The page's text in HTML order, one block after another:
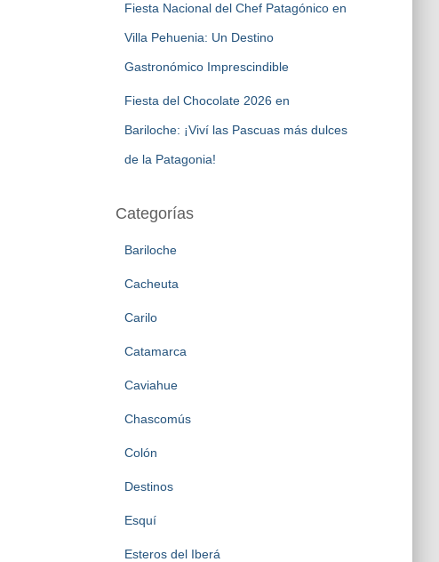
Fiesta Nacional del Chef Patagónico en
Villa Pehuenia: Un Destino
Gastronómico Imprescindible
Fiesta del Chocolate 2026 en
Bariloche: ¡Viví las Pascuas más dulces
de la Patagonia!
Categorías
Bariloche
Cacheuta
Carilo
Catamarca
Caviahue
Chascomús
Colón
Destinos
Esquí
Esteros del Iberá